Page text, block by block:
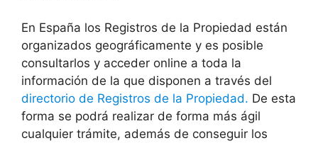
En España los Registros de la Propiedad están
organizados geográficamente y es posible
consultarlos y acceder online a toda la
información de la que disponen a través del
directorio de Registros de la Propiedad. De esta
forma se podrá realizar de forma más ágil
cualquier trámite, además de conseguir los